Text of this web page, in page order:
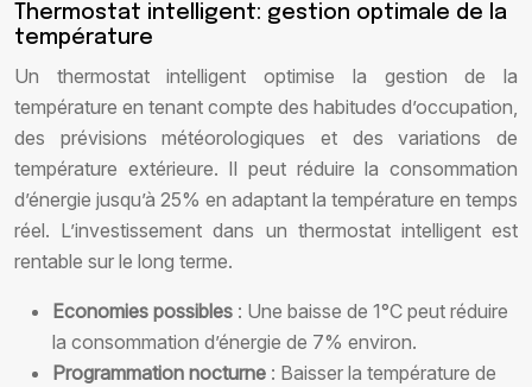
Thermostat intelligent: gestion optimale de la
température
Un thermostat intelligent optimise la gestion de la
température en tenant compte des habitudes d’occupation,
des prévisions météorologiques et des variations de
température extérieure. Il peut réduire la consommation
d’énergie jusqu’à 25% en adaptant la température en temps
réel. L’investissement dans un thermostat intelligent est
rentable sur le long terme.
Economies possibles : Une baisse de 1°C peut réduire
la consommation d’énergie de 7% environ.
Programmation nocturne : Baisser la température de